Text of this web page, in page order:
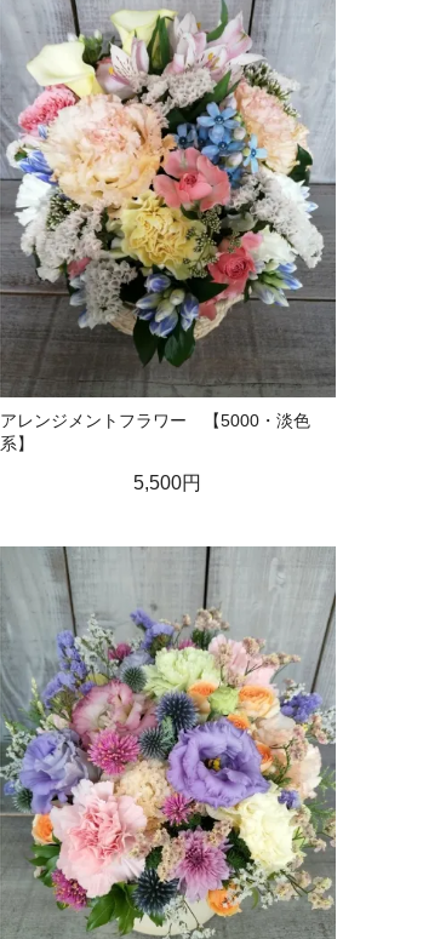
アレンジメントフラワー 【5000・淡色
系】
5,500円